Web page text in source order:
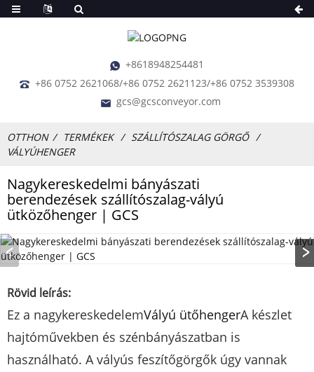
+8618948254481
+86 0752 2621068/+86 0752 2621123/+86 0752 3539308
gcs@gcsconveyor.com
OTTHON TERMÉKEK
SZÁLLÍTÓSZALAG GÖRGŐ
VÁLYÚHENGER
Nagykereskedelmi bányászati ​​
berendezések szállítószalag-vályú
ütközőhenger | GCS
Rövid leírás:
Ez a nagykereskedelemVályú ütőhengerA készlet
hajtóművekben és szénbányászatban is
használható. A vályús feszítőgörgők úgy vannak